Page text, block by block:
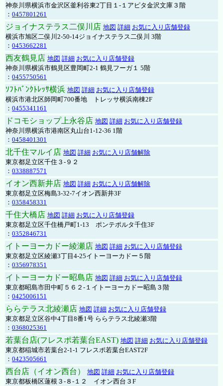
神奈川県横浜市金沢区釜利谷東2丁目１-１アピタ金沢文庫３階
： 0457801261
ジョイナステラス二俣川店 地図 詳細 お気に入り店舗登録
横浜市旭区二俣川2-50-14ジョイナステラス二俣川 3階
： 0453662281
西友鶴見店 地図 詳細 お気に入り店舗登録
神奈川県横浜市鶴見区豊岡町2-1 鶴見フーガ１ 5階
： 0455750561
ｿﾌﾄﾊﾞﾝｸﾄﾚｯｻ横浜 地図 詳細 お気に入り店舗登録
横浜市港北区師岡町700番地 トレッサ横浜南棟2F
： 0455341161
ドコモショップ上永谷店 地図 詳細 お気に入り店舗登録
神奈川県横浜市港南区丸山台1-12-36 1階
： 0458401301
北千住マルイ店 地図 詳細 お気に入り店舗解除
東京都足立区千住３-９２
： 0338887571
イオン西新井店 地図 詳細 お気に入り店舗解除
東京都足立区梅島3-32-7イオン西新井3F
： 0358458331
千住大橋店 地図 詳細 お気に入り店舗登録
東京都足立区千住橋戸町1-13 ポンテポルタ千住3F
： 0352846731
イトーヨーカドー綾瀬店 地図 詳細 お気に入り店舗登録
東京都足立区綾瀬3丁目4-25イトーヨーカドー５階
： 0356978351
イトーヨーカドー昭島店 地図 詳細 お気に入り店舗登録
東京都昭島市田中町５６２-１イトーヨーカドー昭島３階
： 0425006151
ららテラス北綾瀬店 地図 詳細 お気に入り店舗登録
東京都足立区谷中4丁目8番1号 ららテラス北綾瀬3階
： 0368025361
若葉台店(フレスポ若葉台EAST) 地図 詳細 お気に入り店舗登録
東京都稲城市若葉台2-1-1 フレスポ若葉台EAST2F
： 0423505661
西台店（イオン西台） 地図 詳細 お気に入り店舗登録
東京都板橋区蓮根３-８-１２ イオン西台３F